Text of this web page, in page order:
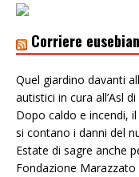
Corriere
Quel giardino davanti
autistici in cura all’Asl di
Dopo caldo e incendi,
si contano i danni del
Estate di sagre anche
Fondazione Marazzato